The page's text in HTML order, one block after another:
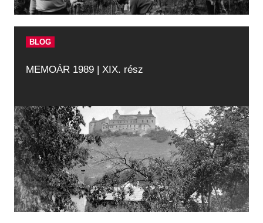
BLOG
MEMOÁR 1989 | XIX. rész